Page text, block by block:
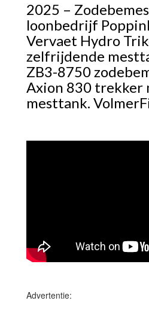
2025 –
loonbedrijf
Vervaet Hydro
zelfrijdende
ZB3-8750
Axion 830 trekker
mesttank.
Advertentie: